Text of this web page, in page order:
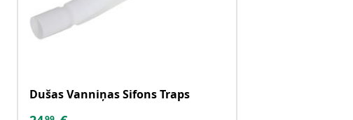
Dušas Vanniņas Sifons Traps